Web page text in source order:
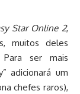
Star Online 2,
muitos deles
ser mais
adicionará um
chefes raros),